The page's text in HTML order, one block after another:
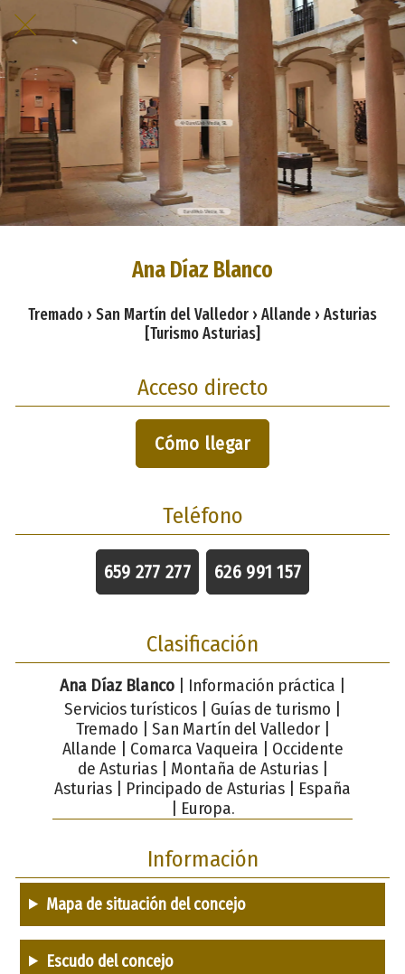
Ana Díaz Blanco
Tremado › San Martín del Valledor › Allande › Asturias
[Turismo Asturias]
Acceso directo
Cómo llegar
Teléfono
659 277 277 626 991 157
Clasificación
Ana Díaz Blanco | Información práctica |
Servicios turísticos | Guías de turismo |
Tremado | San Martín del Valledor |
Allande | Comarca Vaqueira | Occidente
de Asturias | Montaña de Asturias |
Asturias | Principado de Asturias | España
| Europa.
Información
Mapa de situación del concejo
Escudo del concejo